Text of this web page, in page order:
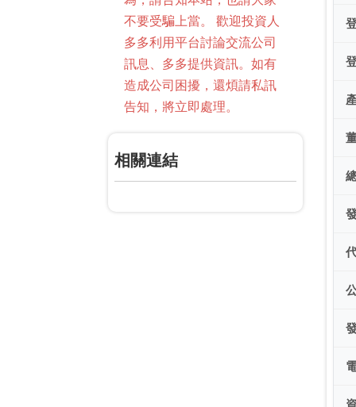
不要受騙上當。 歡迎投資人
多多利用平台討論交流公司
訊息、多多提供資訊。如有
造成公司困擾，還煩請私訊
告知，將立即處理。
相關連結